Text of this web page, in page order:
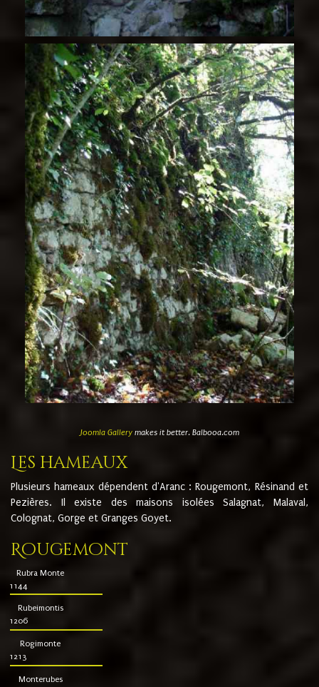
Joomla Gallerymakes it better. Balbooa.com
Les hameaux
Plusieurs hameaux dépendent d'Aranc : Rougemont, Résinand et
Pezières. Il existe des maisons isolées Salagnat, Malaval,
Colognat, Gorge et Granges Goyet.
Rougemont
Rubra Monte
1144
Rubeimontis
1206
Rogimonte
1213
Monterubes